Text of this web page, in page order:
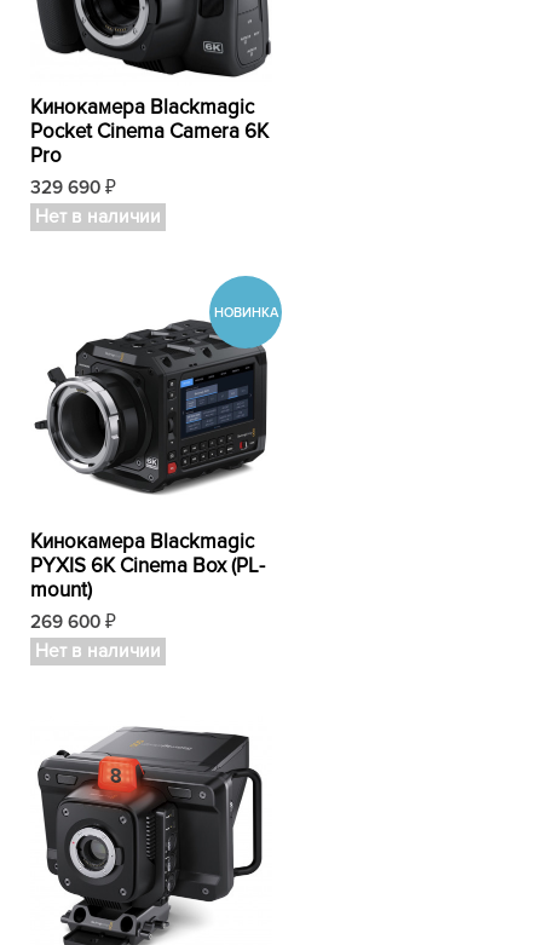
Кинокамера Blackmagic
Pocket Cinema Camera 6K
Pro
329 690 ₽
Нет в наличии
Кинокамера Blackmagic
PYXIS 6K Cinema Box (PL-
mount)
269 600 ₽
Нет в наличии